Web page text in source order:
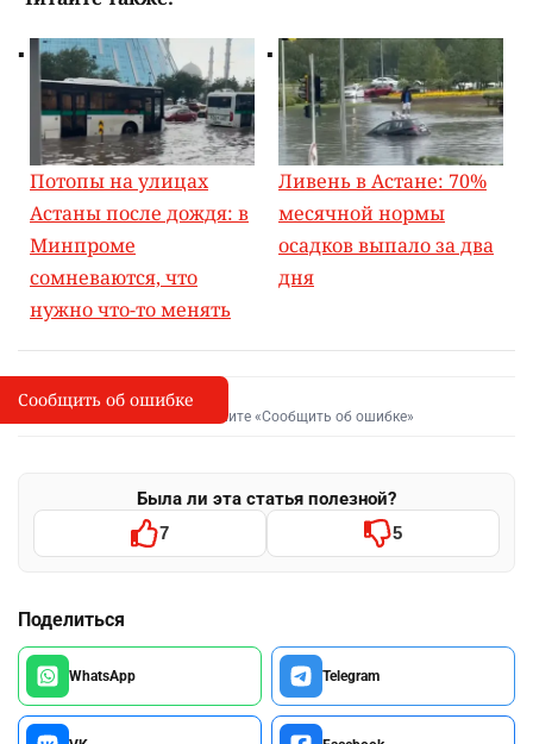
Потопы на улицах
Астаны после дождя: в
Минпроме
сомневаются, что
нужно что-то менять
Ливень в Астане: 70%
месячной нормы
осадков выпало за два
дня
I
Сообщить об опечатке
Выделите фрагмент и нажмите «Сообщить об ошибке»
Была ли эта статья полезной?
7 5
Поделиться
WhatsApp Telegram
Сообщить об ошибке